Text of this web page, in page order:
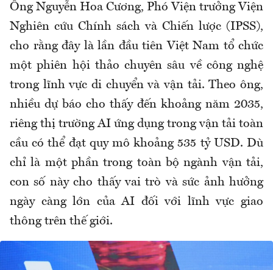
Ông Nguyễn Hoa Cương, Phó Viện trưởng Viện
Nghiên cứu Chính sách và Chiến lược (IPSS),
cho rằng đây là lần đầu tiên Việt Nam tổ chức
một phiên hội thảo chuyên sâu về công nghệ
trong lĩnh vực di chuyển và vận tải. Theo ông,
nhiều dự báo cho thấy đến khoảng năm 2035,
riêng thị trường AI ứng dụng trong vận tải toàn
cầu có thể đạt quy mô khoảng 535 tỷ USD. Dù
chỉ là một phần trong toàn bộ ngành vận tải,
con số này cho thấy vai trò và sức ảnh hưởng
ngày càng lớn của AI đối với lĩnh vực giao
thông trên thế giới.